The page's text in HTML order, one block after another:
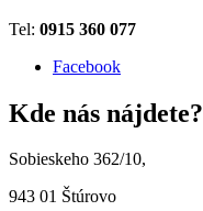
Tel: 0915 360 077
Facebook
Kde nás nájdete?
Sobieskeho 362/10,
943 01 Štúrovo